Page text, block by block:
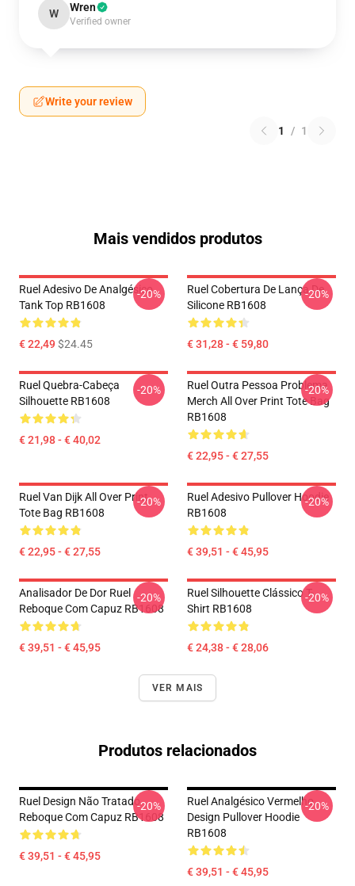
W Wren
Verified owner
Write your review
1 / 1
Mais vendidos produtos
Ruel Adesivo De Analgésico
Tank Top RB1608
€ 22,49$24.45
-20%
Ruel Cobertura De Lança De
Silicone RB1608
€ 31,28 - € 59,80
-20%
Ruel Quebra-Cabeça
Silhouette RB1608
€ 21,98 - € 40,02
-20%
Ruel Outra Pessoa Problema
Merch All Over Print Tote Bag
RB1608
€ 22,95 - € 27,55
-20%
Ruel Van Dijk All Over Print
Tote Bag RB1608
€ 22,95 - € 27,55
-20%
Ruel Adesivo Pullover Hoodie
RB1608
€ 39,51 - € 45,95
-20%
Analisador De Dor Ruel
Reboque Com Capuz RB1608
€ 39,51 - € 45,95
-20%
Ruel Silhouette Clássico T-
Shirt RB1608
€ 24,38 - € 28,06
-20%
VER MAIS
Produtos relacionados
Ruel Design Não Tratado
Reboque Com Capuz RB1608
€ 39,51 - € 45,95
-20%
Ruel Analgésico Vermelho
Design Pullover Hoodie
RB1608
€ 39,51 - € 45,95
-20%